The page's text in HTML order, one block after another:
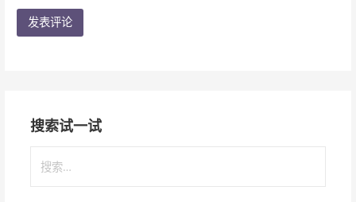
搜索试一试
索